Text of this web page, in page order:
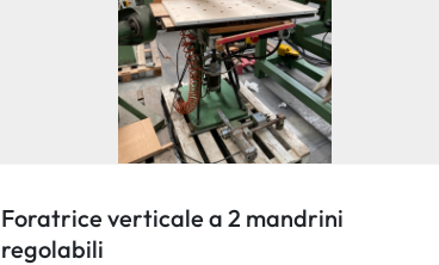
Foratrice verticale a 2 mandrini
regolabili